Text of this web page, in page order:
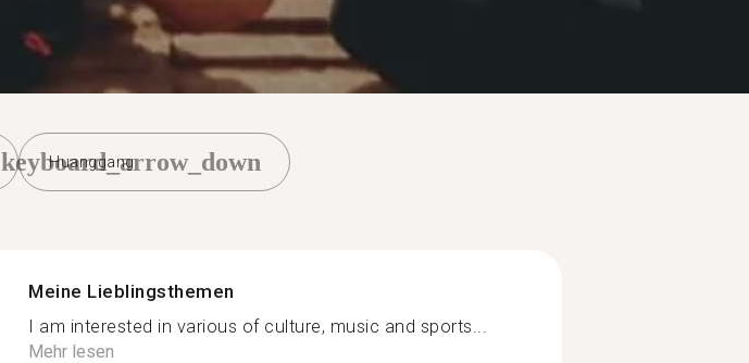
Huanggang
keyboard_arrow_down
Meine Lieblingsthemen
I am interested in various of culture, music and sports...
Mehr lesen